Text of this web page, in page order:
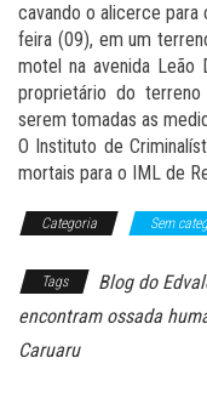
cavando o alicerce para
feira (09), em um
motel na avenida Leão
proprietário do
serem tomadas as
O Instituto de
mortais para o IML de
Categoria Sem
Tags Blog do
encontram ossada
Caruaru